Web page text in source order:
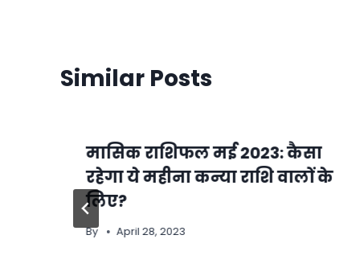
Similar Posts
मासिक राशिफल मई 2023: कैसा
रहेगा ये महीना कन्या राशि वालों के
लिए?
By April 28, 2023